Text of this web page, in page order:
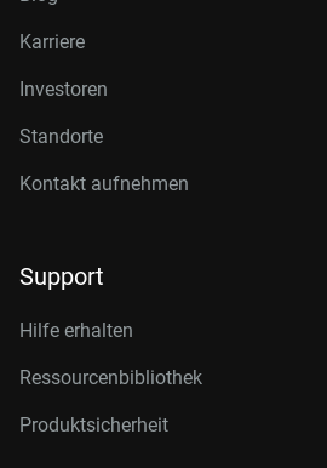
Karriere
Investoren
Standorte
Kontakt aufnehmen
Support
Hilfe erhalten
Ressourcenbibliothek
Produktsicherheit